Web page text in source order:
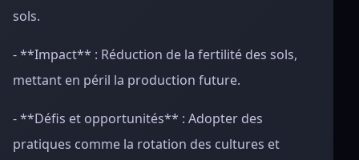
sols.
- **Impact** : Réduction de la fertilité des sols,
mettant en péril la production future.
- **Défis et opportunités** : Adopter des
pratiques comme la rotation des cultures et